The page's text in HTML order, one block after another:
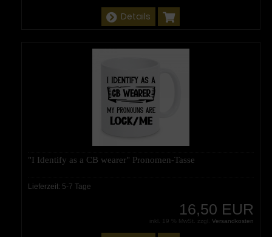
Details
"I Identify as a CB wearer" Pronomen-Tasse
Lieferzeit: 5-7 Tage
16,50 EUR
inkl. 19 % MwSt. zzgl. Versandkosten